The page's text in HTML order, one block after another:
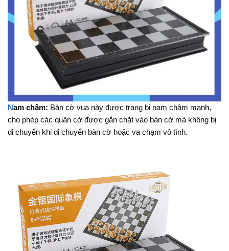
Nam châm: Bàn cờ vua này được trang bị nam châm mạnh,
cho phép các quân cờ được gắn chặt vào bàn cờ mà không bị
di chuyển khi di chuyển bàn cờ hoặc va chạm vô tình.